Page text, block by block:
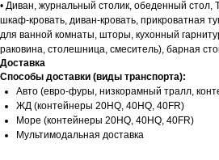
• Диван, журнальный столик, обеденный стол,
шкаф-кровать, диван-кровать, прикроватная
для ванной комнаты, шторы, кухонный
раковина, столешница, смеситель), барная
Доставка
Способы доставки (виды транспорта):
Авто (евро-фуры, низкорамный тралл,
ЖД (контейнеры 20HQ, 40HQ, 40FR)
Море (контейнеры 20HQ, 40HQ, 40FR)
Мультимодальная доставка